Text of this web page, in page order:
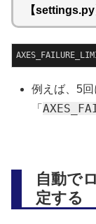
【settings.py
例えば、5回
「
自動で
定する